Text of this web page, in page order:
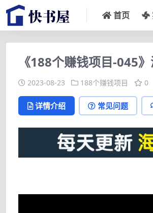
首页
《188个赚钱项目-045
2023-08-23 188个赚钱项目 0
详情介绍 常见问题